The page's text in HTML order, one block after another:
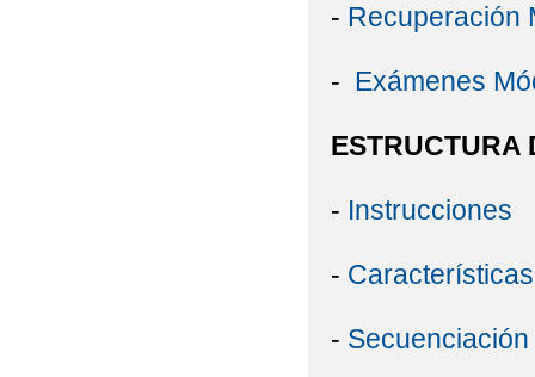
- Recuperación
- Exámenes
ESTRUCTURA
- Instrucciones
- Características
- Secuenciación